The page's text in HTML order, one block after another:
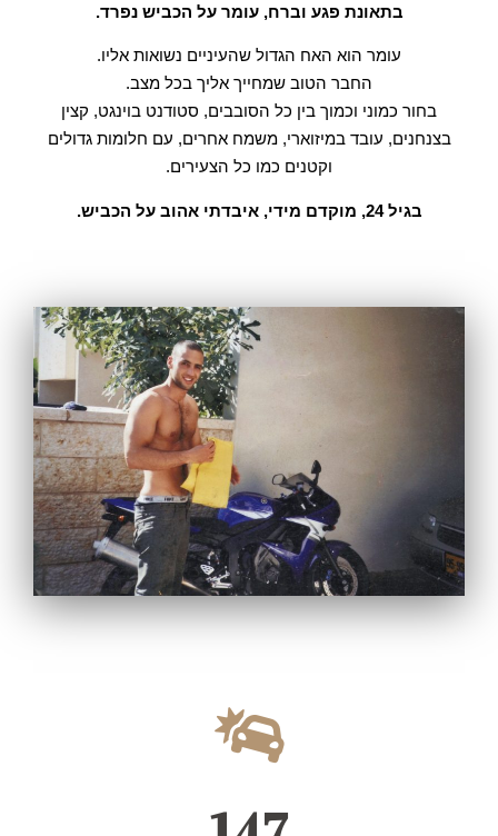
בתאונת פגע וברח, עומר על הכביש נפרד.
עומר הוא האח הגדול שהעיניים נשואות אליו.
החבר הטוב שמחייך אליך בכל מצב.
בחור כמוני וכמוך בין כל הסובבים, סטודנט בוינגט, קצין
בצנחנים, עובד במיזוארי, משמח אחרים, עם חלומות גדולים
וקטנים כמו כל הצעירים.
בגיל 24, מוקדם מידי, איבדתי אהוב על הכביש.